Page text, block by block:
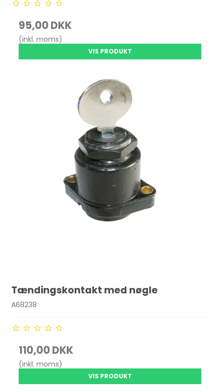
95,00 DKK
(inkl. moms)
VIS PRODUKT
Tændingskontakt med nøgle
A68238
110,00 DKK
(inkl. moms)
VIS PRODUKT